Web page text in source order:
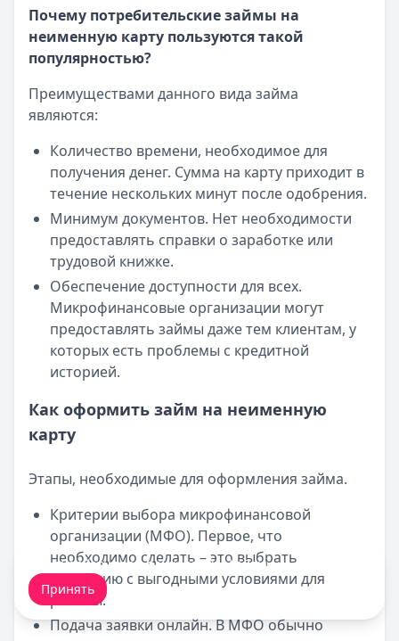
Почему потребительские займы на
неименную карту пользуются такой
популярностью?
Преимуществами данного вида займа
являются:
Количество времени, необходимое для
получения денег. Сумма на карту приходит в
течение нескольких минут после одобрения.
Минимум документов. Нет необходимости
предоставлять справки о заработке или
трудовой книжке.
Обеспечение доступности для всех.
Микрофинансовые организации могут
предоставлять займы даже тем клиентам, у
которых есть проблемы с кредитной
историей.
Как оформить займ на неименную
карту
Этапы, необходимые для оформления займа.
Критерии выбора микрофинансовой
организации (МФО). Первое, что
необходимо сделать – это выбрать
компанию с выгодными условиями для
работы.
Подача заявки онлайн. В МФО обычно
Мы обрабатываем ваши cookie-файлы.
Принять